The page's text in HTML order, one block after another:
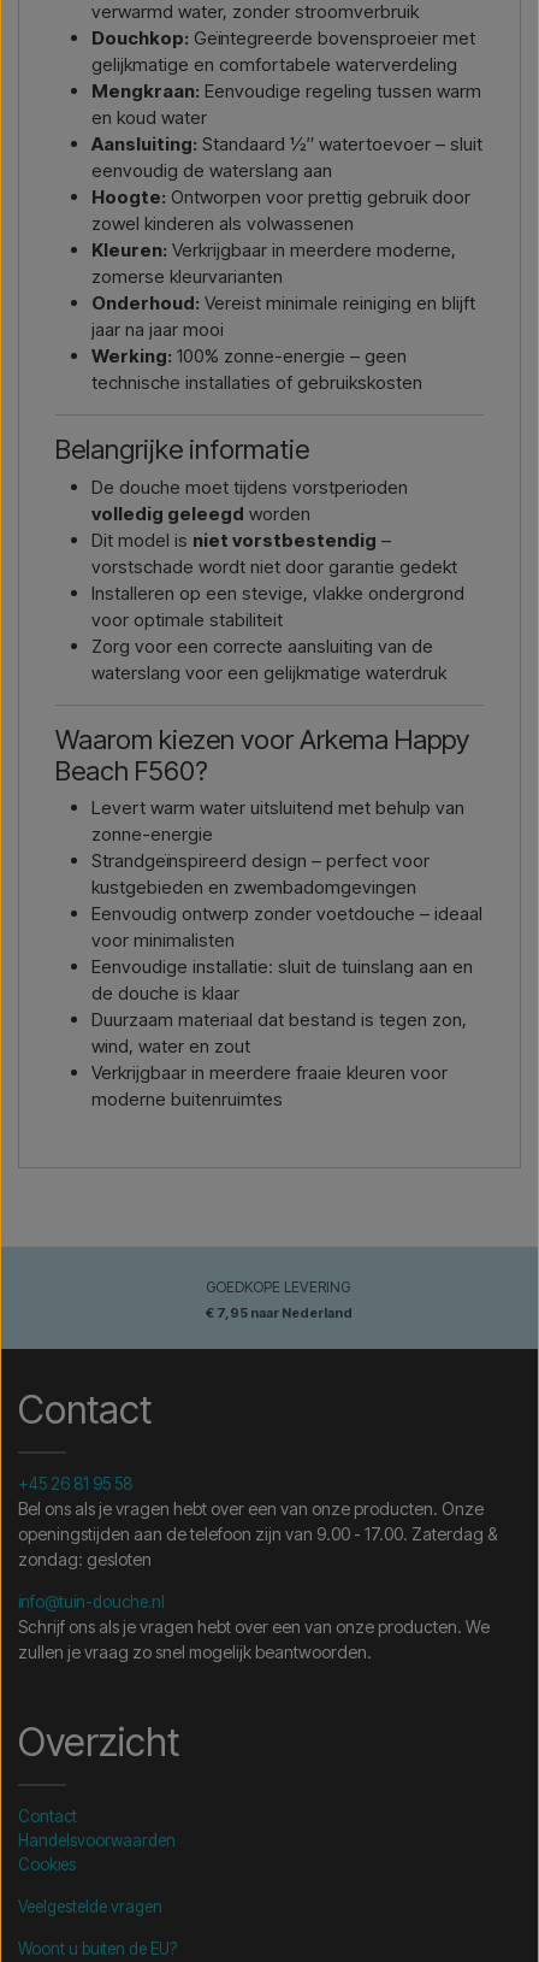
verwarmd water, zonder stroomverbruik
Douchkop: Geïntegreerde bovensproeier met
gelijkmatige en comfortabele waterverdeling
Mengkraan: Eenvoudige regeling tussen warm
en koud water
Aansluiting: Standaard ½″ watertoevoer – sluit
eenvoudig de waterslang aan
Hoogte: Ontworpen voor prettig gebruik door
zowel kinderen als volwassenen
Kleuren: Verkrijgbaar in meerdere moderne,
zomerse kleurvarianten
Onderhoud: Vereist minimale reiniging en blijft
jaar na jaar mooi
Werking: 100% zonne-energie – geen
technische installaties of gebruikskosten
Belangrijke informatie
De douche moet tijdens vorstperioden
volledig geleegd worden
Dit model is niet vorstbestendig –
vorstschade wordt niet door garantie gedekt
Installeren op een stevige, vlakke ondergrond
voor optimale stabiliteit
Zorg voor een correcte aansluiting van de
waterslang voor een gelijkmatige waterdruk
Waarom kiezen voor Arkema Happy
Beach F560?
Levert warm water uitsluitend met behulp van
zonne-energie
Strandgeïnspireerd design – perfect voor
kustgebieden en zwembadomgevingen
Eenvoudig ontwerp zonder voetdouche – ideaal
voor minimalisten
Eenvoudige installatie: sluit de tuinslang aan en
de douche is klaar
Duurzaam materiaal dat bestand is tegen zon,
wind, water en zout
Verkrijgbaar in meerdere fraaie kleuren voor
moderne buitenruimtes
GOEDKOPE LEVERING
€ 7,95 naar Nederland
Contact
+45 26 81 95 58
Bel ons als je vragen hebt over een van onze producten. Onze
openingstijden aan de telefoon zijn van 9.00 - 17.00. Zaterdag &
zondag: gesloten
info@tuin-douche.nl
Schrijf ons als je vragen hebt over een van onze producten. We
zullen je vraag zo snel mogelijk beantwoorden.
Overzicht
Contact
Handelsvoorwaarden
Cookies
Veelgestelde vragen
Woont u buiten de EU?